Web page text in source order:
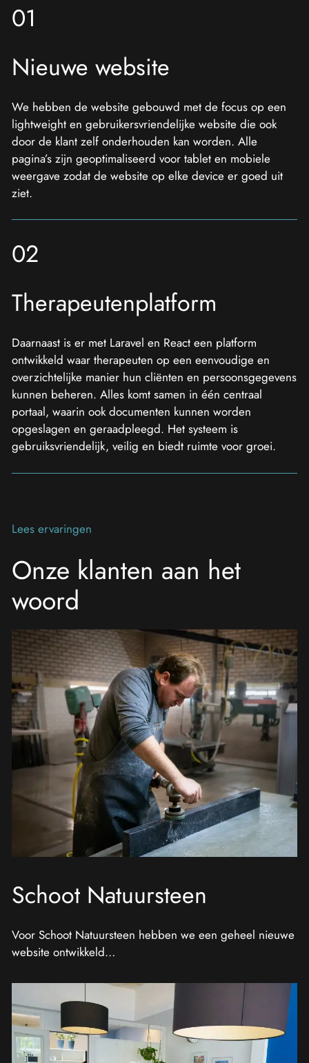
01
Nieuwe website
We hebben de website gebouwd met de focus op een
lightweight en gebruikersvriendelijke website die ook
door de klant zelf onderhouden kan worden. Alle
pagina’s zijn geoptimaliseerd voor tablet en mobiele
weergave zodat de website op elke device er goed uit
ziet.
02
Therapeutenplatform
Daarnaast is er met Laravel en React een platform
ontwikkeld waar therapeuten op een eenvoudige en
overzichtelijke manier hun cliënten en persoonsgegevens
kunnen beheren. Alles komt samen in één centraal
portaal, waarin ook documenten kunnen worden
opgeslagen en geraadpleegd. Het systeem is
gebruiksvriendelijk, veilig en biedt ruimte voor groei.
Lees ervaringen
Onze klanten aan het
woord
Schoot Natuursteen
Voor Schoot Natuursteen hebben we een geheel nieuwe
website ontwikkeld…